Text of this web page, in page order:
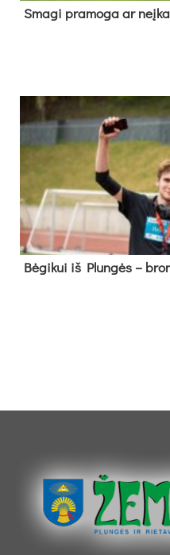
Sma­gi pra­mo­ga ar
Bė­gi­kui iš Plun­gės –